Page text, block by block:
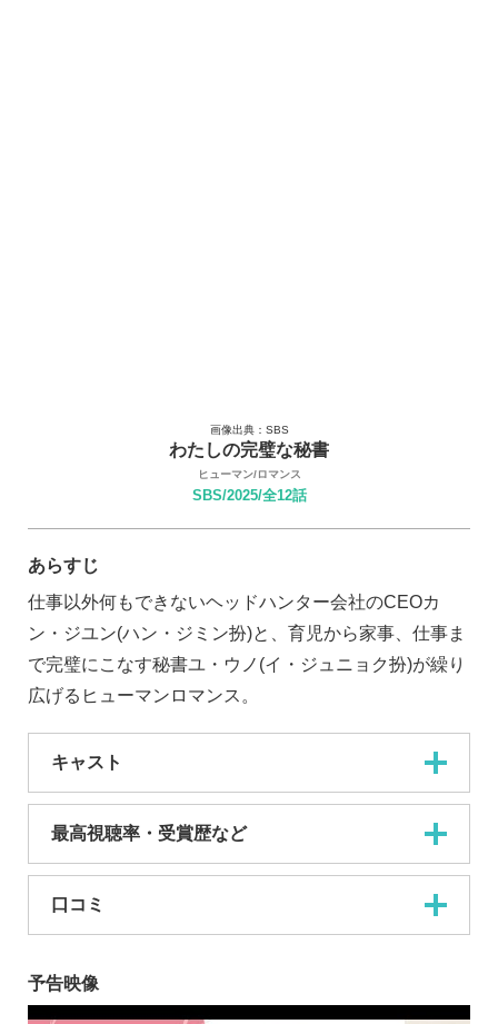
画像出典：SBS
わたしの完璧な秘書
ヒューマン/ロマンス
SBS/2025/全12話
あらすじ
仕事以外何もできないヘッドハンター会社のCEOカ
ン・ジユン(ハン・ジミン扮)と、育児から家事、仕事ま
で完璧にこなす秘書ユ・ウノ(イ・ジュニョク扮)が繰り
広げるヒューマンロマンス。
キャスト
最高視聴率・受賞歴など
口コミ
予告映像